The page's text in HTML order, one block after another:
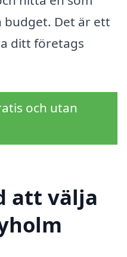
budget. Det är ett
ditt företags
och utan
att välja